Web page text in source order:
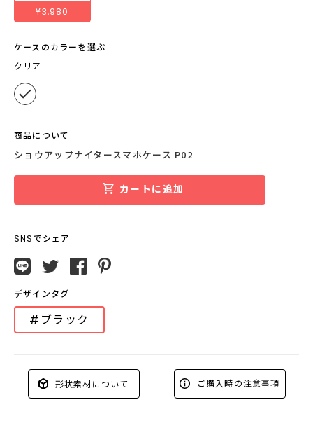
¥3,980
ケースのカラーを選ぶ
クリア
商品について
ショウアップナイタースマホケース P02
カートに追加
SNSでシェア
デザインタグ
#ブラック
形状素材について ご購入時の注意事項